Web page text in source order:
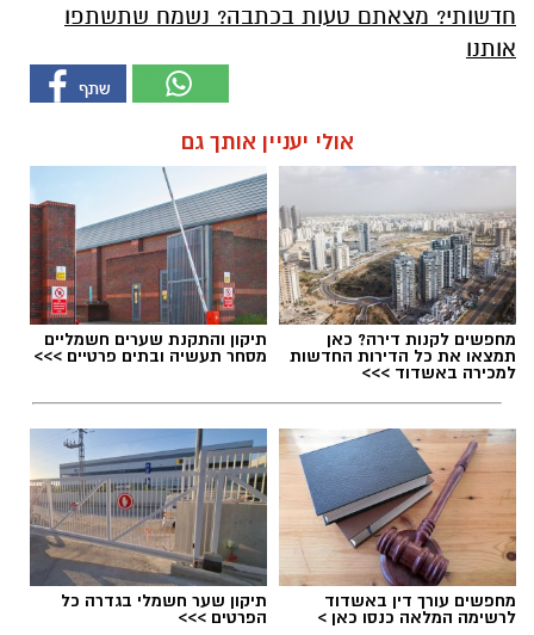
חדשותי? מצאתם טעות בכתבה? נשמח שתשתפו
אותנו
אולי יעניין אותך גם
מחפשים לקנות דירה? כאן
תמצאו את כל הדירות החדשות
למכירה באשדוד >>>
תיקון והתקנת שערים חשמליים
מסחר תעשיה ובתים פרטיים >>>
מחפשים עורך דין באשדוד
לרשימה המלאה כנסו כאן >
תיקון שער חשמלי בגדרה כל
הפרטים >>>